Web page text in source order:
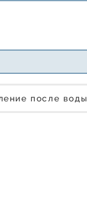
после воды